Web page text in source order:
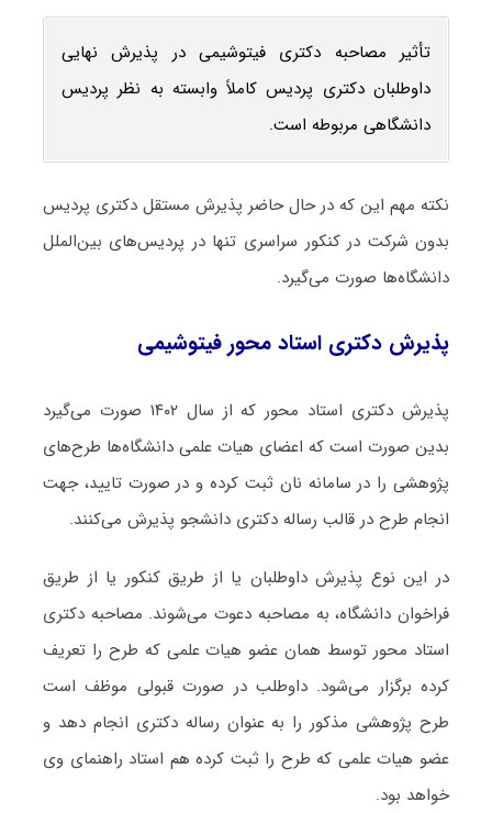
تأثیر مصاحبه دکتری فیتوشیمی در پذیرش نهایی
داوطلبان دکتری پردیس کاملاً وابسته به نظر پردیس
دانشگاهی مربوطه است.
نکته مهم این که در حال حاضر پذیرش مستقل دکتری پردیس
بدون شرکت در کنکور سراسری تنها در پردیس‌های بین‌الملل
دانشگاه‌ها صورت می‌گیرد.
پذیرش دکتری استاد محور فیتوشیمی
پذیرش دکتری استاد محور که از سال ۱۴۰۲ صورت می‌گیرد
بدین صورت است که اعضای هیات علمی دانشگاه‌ها طرح‌های
پژوهشی را در سامانه نان ثبت کرده و در صورت تایید، جهت
انجام طرح در قالب رساله دکتری دانشجو پذیرش می‌کنند.
در این نوع پذیرش داوطلبان یا از طریق کنکور یا از طریق
فراخوان دانشگاه، به مصاحبه دعوت می‌شوند. مصاحبه دکتری
استاد محور توسط همان عضو هیات علمی که طرح را تعریف
کرده برگزار می‌شود. داوطلب در صورت قبولی موظف است
طرح پژوهشی مذکور را به عنوان رساله دکتری انجام دهد و
عضو هیات علمی که طرح را ثبت کرده هم استاد راهنمای وی
خواهد بود.